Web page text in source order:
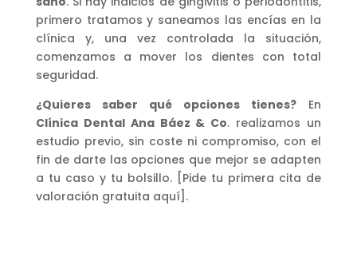
primero tratamos y saneamos las encías en la
clínica y, una vez controlada la situación,
comenzamos a mover los dientes con total
seguridad.
¿Quieres saber qué opciones tienes? En
Clínica Dental Ana Báez & Co. realizamos un
estudio previo, sin coste ni compromiso, con el
fin de darte las opciones que mejor se adapten
a tu caso y tu bolsillo. [Pide tu primera cita de
valoración gratuita aquí].